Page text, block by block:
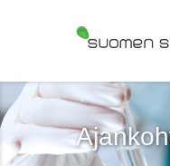
Suomen